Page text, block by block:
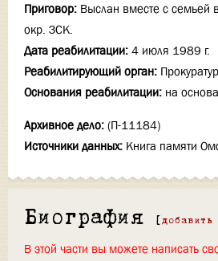
Приговор: Выслан вместе с семьей
окр. ЗСК.
Дата реабилитации: 4 июля 1989 г.
Реабилитирующий орган:
Основания реабилитации: на
Архивное дело: (П-11184)
Источники данных: Книга памяти
Биография [ добавить
В этой части вы можете написать